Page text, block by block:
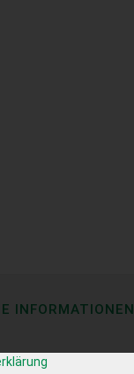
INFORMATIONEN